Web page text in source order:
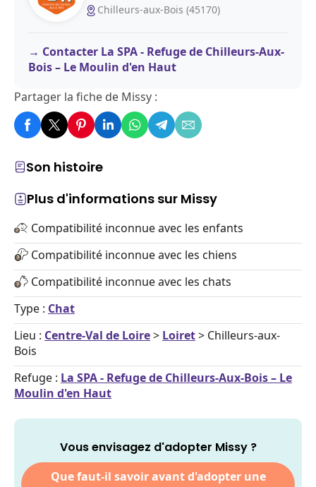
Son histoire
Plus d'informations sur Missy
Compatibilité inconnue avec les enfants
Compatibilité inconnue avec les chiens
Compatibilité inconnue avec les chats
Type : Chat
Lieu : Centre-Val de Loire> Loiret> Chilleurs-aux-
Bois
Refuge : La SPA - Refuge de Chilleurs-Aux-Bois – Le
Moulin d'en Haut
Vous envisagez d'adopter Missy ?
Que faut-il savoir avant d'adopter une
Chilleurs-aux-Bois (45170)
Contacter La SPA - Refuge de Chilleurs-Aux-
Bois – Le Moulin d'en Haut
Partager la fiche de Missy :